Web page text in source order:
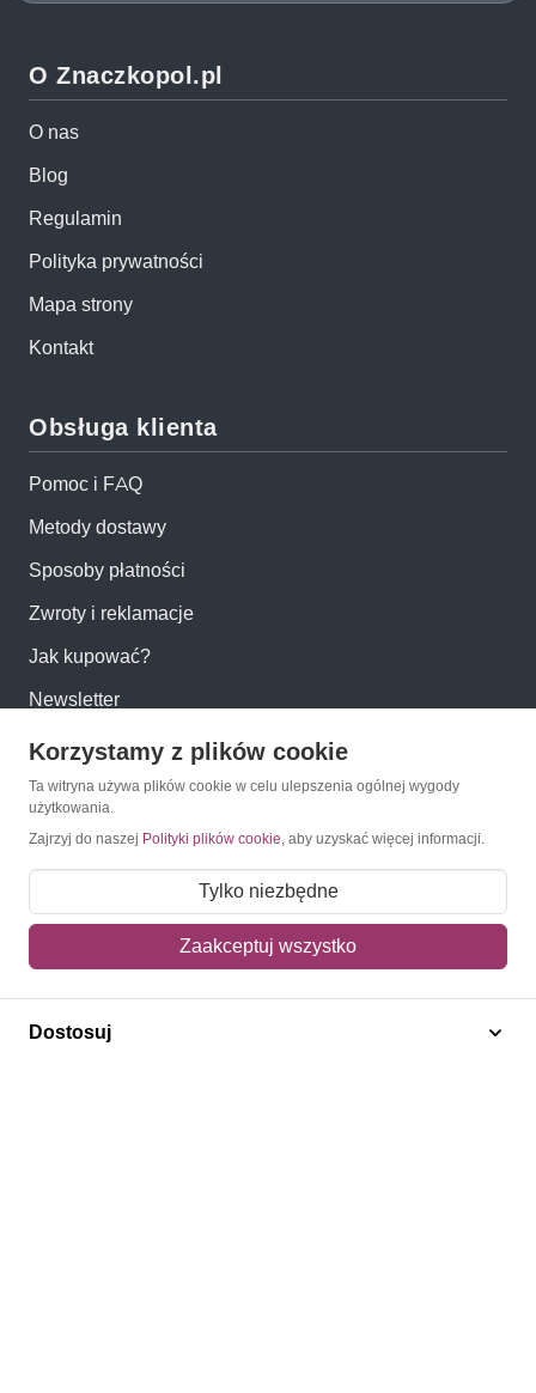
O Znaczkopol.pl
O nas
Blog
Regulamin
Polityka prywatności
Mapa strony
Kontakt
Obsługa klienta
Pomoc i FAQ
Metody dostawy
Sposoby płatności
Zwroty i reklamacje
Jak kupować?
Newsletter
Konto
Moje konto
Moje zamówienia
Mój koszyk
Adres dostawy
Polecamy
Korzystamy z plików cookie
Ta witryna używa plików cookie w celu ulepszenia ogólnej wygody
użytkowania.
Zajrzyj do naszej Polityki plików cookie, aby uzyskać więcej informacji.
Tylko niezbędne
Zaakceptuj wszystko
Dostosuj